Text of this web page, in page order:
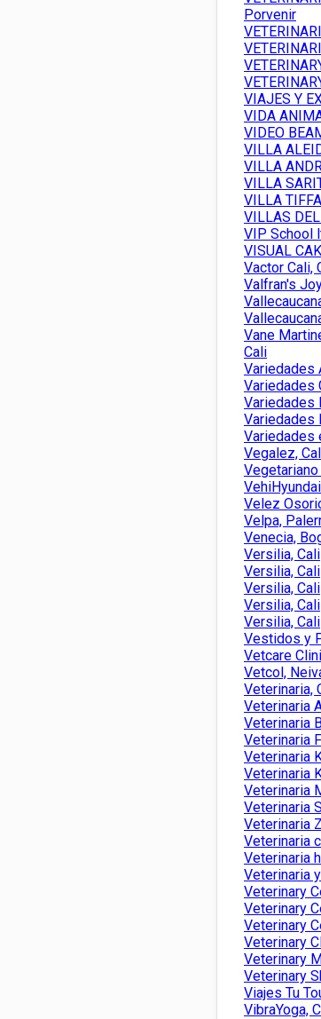
Porvenir
VIAJES Y
VIDA
VIDEO
VILLA
VILLA
VILLA
VILLA
VILLAS
VIP School
VISUAL
Vactor Cali,
Valfran's
Vane
Cali
Variedades
Variedades
Variedades
Variedades
Variedades
Vegalez,
Velez
Velpa,
Venecia,
Versilia, Cali
Versilia, Cali
Versilia, Cali
Versilia, Cali
Versilia, Cali
Vestidos y
Vetcare
Vetcol,
Veterinaria,
Veterinaria
Veterinaria
Veterinaria
Veterinaria
Veterinaria
Veterinaria
Veterinaria
Veterinaria
Veterinaria
Veterinaria
Veterinaria
Veterinary
Veterinary
Veterinary
Veterinary
Veterinary
Veterinary
Viajes Tu
VibraYoga,